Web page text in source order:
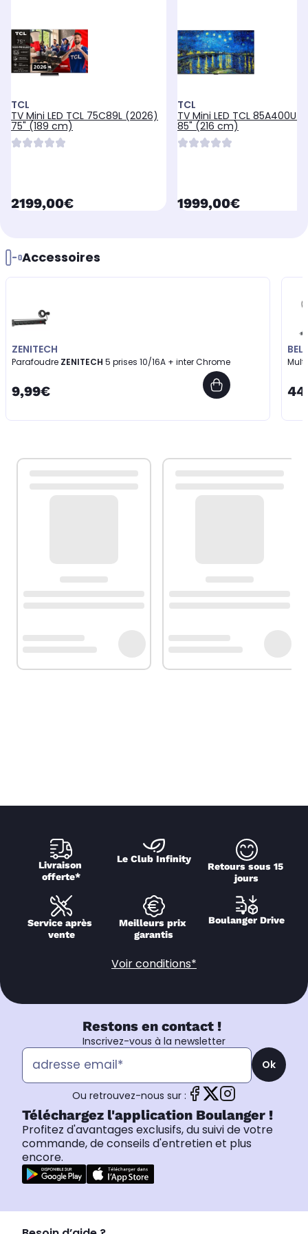
TCL
TV Mini LED TCL 75C89L (2026)
75" (189 cm)
currentPrice
2199,00€
TCL
TV Mini LED TCL 85A400U
85" (216 cm)
currentPrice
1999,00€
Accessoires
ZENITECH
Parafoudre ZENITECH 5 prises 10/16A + inter Chrome
9,99€
Livraison
offerte*
Le Club Infinity
Retours sous 15
jours
Service après
vente
Meilleurs prix
garantis
Boulanger Drive
Voir conditions*
Restons en contact !
Inscrivez-vous à la newsletter
Ok
Ou retrouvez-nous sur :
Téléchargez l'application Boulanger !
Profitez d'avantages exclusifs, du suivi de votre
commande, de conseils d'entretien et plus
encore.